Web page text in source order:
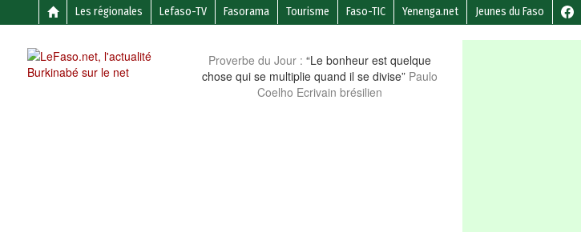
Les régionales Lefaso-TV Fasorama Tourisme Faso-TIC Yenenga.net Jeunes du Faso
Proverbe du Jour : “Le bonheur est quelque
chose qui se multiplie quand il se divise” Paulo
Coelho Ecrivain brésilien